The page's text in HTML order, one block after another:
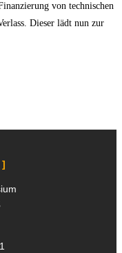
von technischen
Dieser lädt nun zur